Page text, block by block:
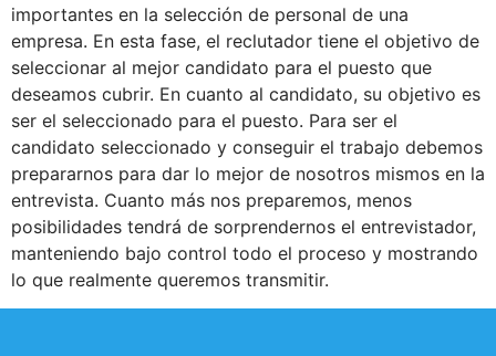
importantes en la selección de personal de una
empresa. En esta fase, el reclutador tiene el objetivo de
seleccionar al mejor candidato para el puesto que
deseamos cubrir. En cuanto al candidato, su objetivo es
ser el seleccionado para el puesto. Para ser el
candidato seleccionado y conseguir el trabajo debemos
prepararnos para dar lo mejor de nosotros mismos en la
entrevista. Cuanto más nos preparemos, menos
posibilidades tendrá de sorprendernos el entrevistador,
manteniendo bajo control todo el proceso y mostrando
lo que realmente queremos transmitir.